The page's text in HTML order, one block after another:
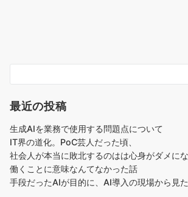
最近の投稿
生成AIを業務で使用する問題点について
IT界の道化。PoC芸人だった頃、
社会人が本当に敗北するのはは心身がダメに
働くことに意味なんてなかった話
手段だったAIが目的に、AI導入の現場から見